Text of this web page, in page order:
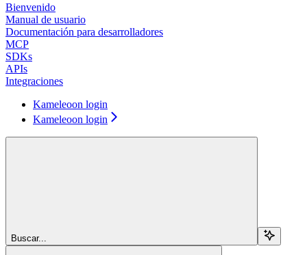
Bienvenido
Manual de usuario
Documentación para desarrolladores
MCP
SDKs
APIs
Integraciones
Kameleoon login
Kameleoon login
Buscar...